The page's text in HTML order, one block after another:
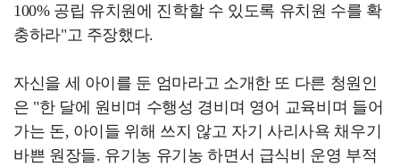
100% 공립 유치원에 진학할 수 있도록 유치원 수를 확
충하라"고 주장했다.
자신을 세 아이를 둔 엄마라고 소개한 또 다른 청원인
은 "한 달에 원비며 수행성 경비며 영어 교육비며 들어
가는 돈, 아이들 위해 쓰지 않고 자기 사리사욕 채우기
바쁜 원장들. 유기농 유기농 하면서 급식비 운영 부적